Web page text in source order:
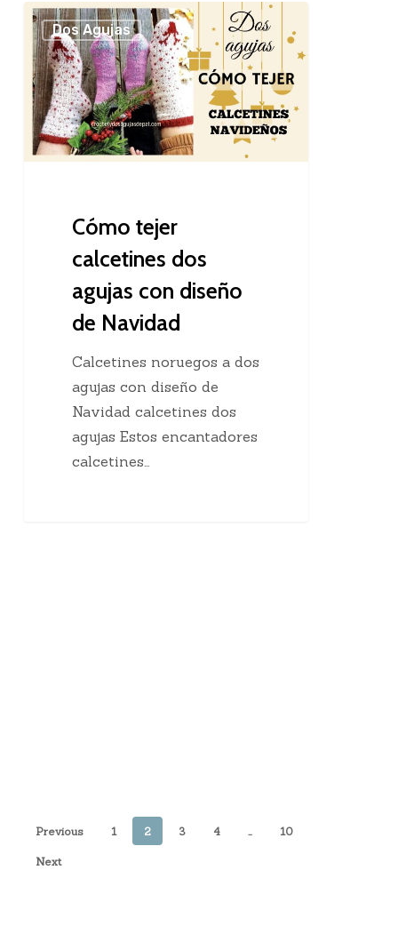
Cómo
tejer
calcetines
dos
agujas
con
diseño
Dos Agujas
Cómo tejer
calcetines dos
agujas con diseño
de Navidad
Calcetines noruegos a dos
agujas con diseño de
Navidad calcetines dos
agujas Estos encantadores
calcetines…
Previous 1 2 3 4 … 10
Next